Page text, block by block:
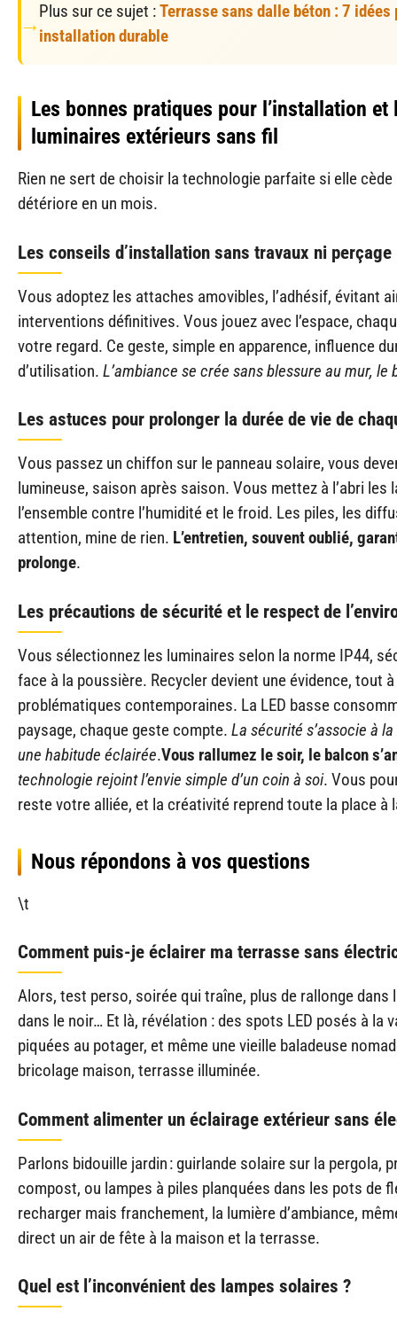
Plus sur ce sujet :Terrasse sans dalle béton : 7 idées
installation durable
Les bonnes pratiques pour l’installation et
luminaires extérieurs sans fil
Rien ne sert de choisir la technologie parfaite si elle
détériore en un mois.
Les conseils d’installation sans travaux ni perçage
Vous adoptez les attaches amovibles, l’adhésif, évitant
interventions définitives. Vous jouez avec l’espace,
votre regard. Ce geste, simple en apparence, influence
d’utilisation. L’ambiance se crée sans blessure au mur,
Les astuces pour prolonger la durée de vie de
Vous passez un chiffon sur le panneau solaire, vous
lumineuse, saison après saison. Vous mettez à l’abri les
l’ensemble contre l’humidité et le froid. Les piles, les
attention, mine de rien. L’entretien, souvent oublié,
prolonge.
Les précautions de sécurité et le respect de
Vous sélectionnez les luminaires selon la norme IP44,
face à la poussière. Recycler devient une évidence, tout
problématiques contemporaines. La LED basse
paysage, chaque geste compte. La sécurité s’associe à
une habitude éclairée.Vous rallumez le soir, le balcon
technologie rejoint l’envie simple d’un coin à soi. Vous
reste votre alliée, et la créativité reprend toute la place à
Nous répondons à vos questions
\t
Comment puis-je éclairer ma terrasse sans
Alors, test perso, soirée qui traîne, plus de rallonge dans
dans le noir… Et là, révélation : des spots LED posés à la
piquées au potager, et même une vieille baladeuse
bricolage maison, terrasse illuminée.
Comment alimenter un éclairage extérieur sans
Parlons bidouille jardin : guirlande solaire sur la pergola,
compost, ou lampes à piles planquées dans les pots de
recharger mais franchement, la lumière d’ambiance,
direct un air de fête à la maison et la terrasse.
Quel est l’inconvénient des lampes solaires ?